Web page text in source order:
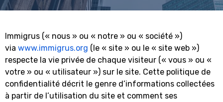
Immigrus (« nous » ou « notre » ou « société »)
via www.immigrus.org (le « site » ou le « site web »)
respecte la vie privée de chaque visiteur (« vous » ou «
votre » ou « utilisateur ») sur le site. Cette politique de
confidentialité décrit le genre d’informations collectées
à partir de l’utilisation du site et comment ses